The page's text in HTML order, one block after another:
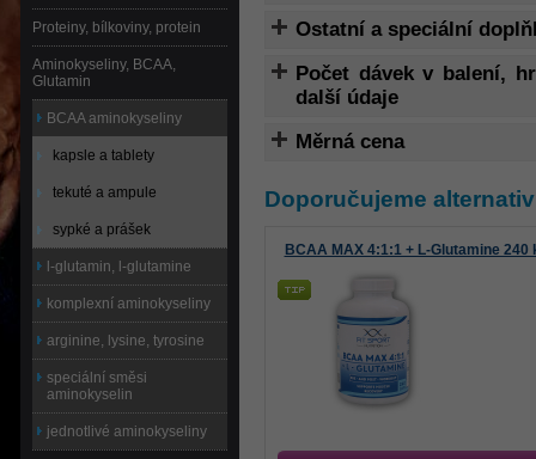
Ostatní a speciální
Počet dávek v balení,
další údaje
Měrná cena
Doporučujeme
BCAA MAX 4:1:1 + L-Glutamine 240
Proteiny, bílkoviny, protein
Aminokyseliny, BCAA,
Glutamin
BCAA aminokyseliny
kapsle a tablety
tekuté a ampule
sypké a prášek
l-glutamin, l-glutamine
komplexní aminokyseliny
arginine, lysine, tyrosine
speciální směsi
aminokyselin
jednotlivé aminokyseliny